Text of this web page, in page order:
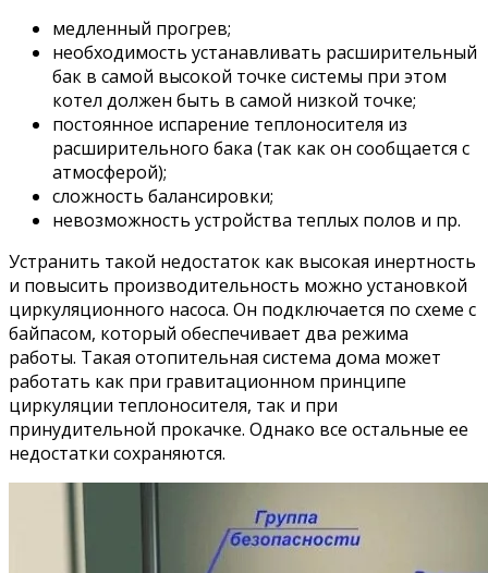
медленный прогрев;
необходимость устанавливать расширительный
бак в самой высокой точке системы при этом
котел должен быть в самой низкой точке;
постоянное испарение теплоносителя из
расширительного бака (так как он сообщается с
атмосферой);
сложность балансировки;
невозможность устройства теплых полов и пр.
Устранить такой недостаток как высокая инертность
и повысить производительность можно установкой
циркуляционного насоса. Он подключается по схеме с
байпасом, который обеспечивает два режима
работы. Такая отопительная система дома может
работать как при гравитационном принципе
циркуляции теплоносителя, так и при
принудительной прокачке. Однако все остальные ее
недостатки сохраняются.